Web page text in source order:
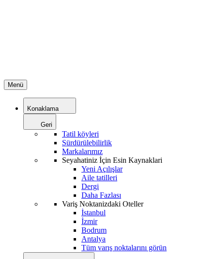
Menü
Konaklama
Geri
Tatil köyleri
Sürdürülebilirlik
Markalarımız
Seyahatiniz İçin Esin Kaynaklari
Yeni Açılışlar
Aile tatilleri
Dergi
Daha Fazlası
Variş Noktanizdaki Oteller
İstanbul
İzmir
Bodrum
Antalya
Tüm varış noktalarını görün